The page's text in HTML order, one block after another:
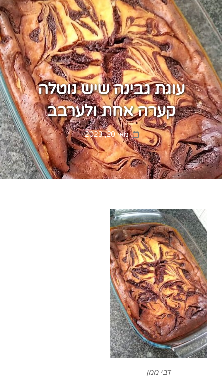
עוגת גבינה שיש נוטלה
קערה אחת ולערבב
Posted
on
מאי 20, 2023
דבי ממן